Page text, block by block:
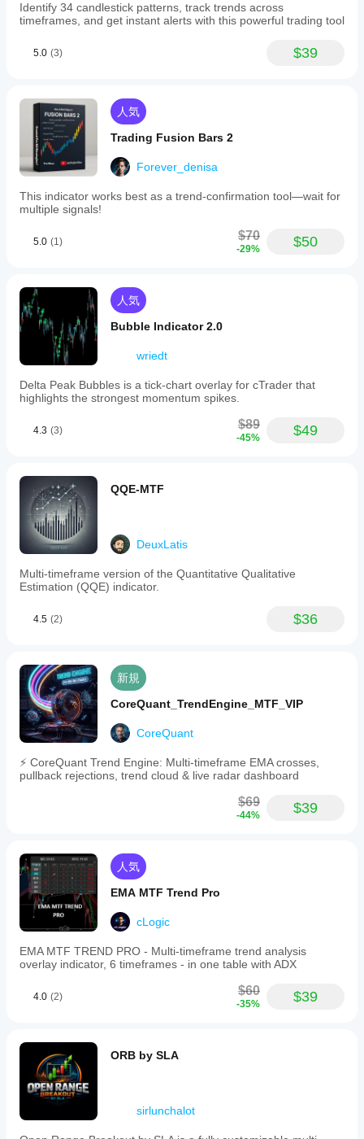
Identify 34 candlestick patterns, track trends across
timeframes, and get instant alerts with this powerful trading tool
5.0 (3) $39
人気
Trading Fusion Bars 2
Forever_denisa
This indicator works best as a trend-confirmation tool—wait for
multiple signals!
5.0 (1) $70
-29% $50
人気
Bubble Indicator 2.0
wriedt
Delta Peak Bubbles is a tick‑chart overlay for cTrader that
highlights the strongest momentum spikes.
4.3 (3) $89
-45% $49
QQE-MTF
DeuxLatis
Multi-timeframe version of the Quantitative Qualitative
Estimation (QQE) indicator.
4.5 (2) $36
新規
CoreQuant_TrendEngine_MTF_VIP
CoreQuant
⚡ CoreQuant Trend Engine: Multi-timeframe EMA crosses,
pullback rejections, trend cloud & live radar dashboard
$69
-44% $39
人気
EMA MTF Trend Pro
cLogic
EMA MTF TREND PRO - Multi-timeframe trend analysis
overlay indicator, 6 timeframes - in one table with ADX
4.0 (2) $60
-35% $39
ORB by SLA
sirlunchalot